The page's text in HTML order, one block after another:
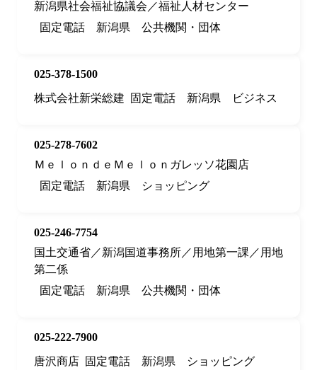
新潟県社会福祉協議会／福祉人材センター
固定電話
新潟県 公共機関・団体
025-378-1500
株式会社新栄総建
固定電話 新潟県 ビジネス
025-278-7602
ＭｅｌｏｎｄｅＭｅｌｏｎガレッソ花園店
固定電話
新潟県 ショッピング
025-246-7754
国土交通省／新潟国道事務所／用地第一課／用地
第二係
固定電話
新潟県 公共機関・団体
025-222-7900
唐沢商店 固定電話 新潟県 ショッピング